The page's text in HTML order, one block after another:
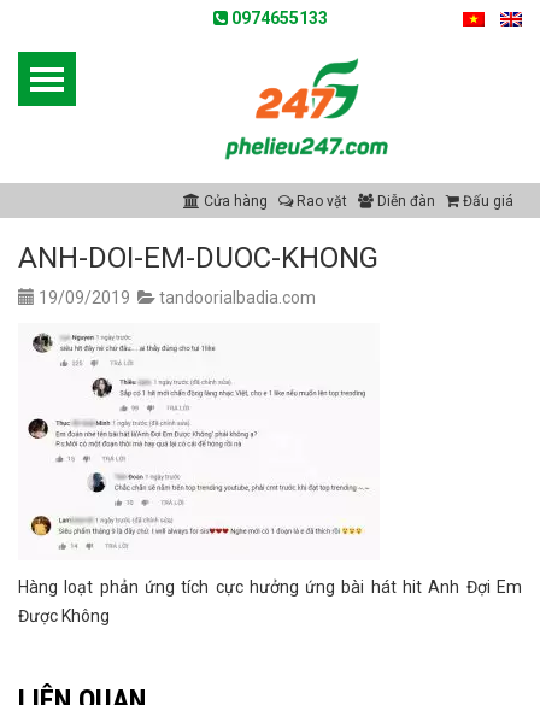
0974655133
Cửa hàng Rao vặt Diễn đàn Đấu giá
ANH-DOI-EM-DUOC-KHONG
19/09/2019 tandoorialbadia.com
Hàng loạt phản ứng tích cực hưởng ứng bài hát hit Anh Đợi Em
Được Không